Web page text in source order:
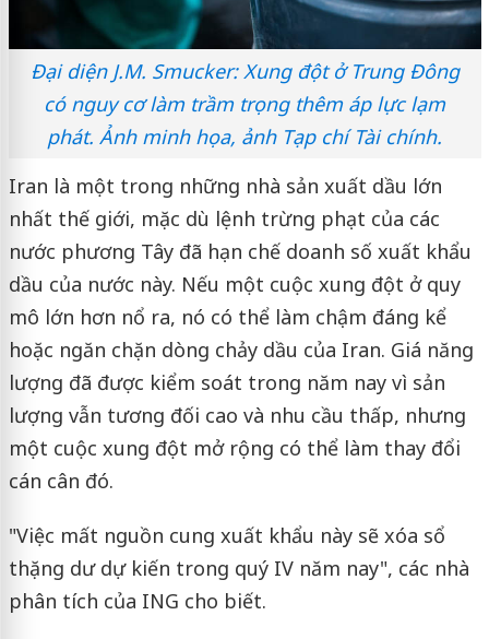
Đại diện J.M. Smucker: Xung đột ở Trung Đông
có nguy cơ làm trầm trọng thêm áp lực lạm
phát. Ảnh minh họa, ảnh Tạp chí Tài chính.
Iran là một trong những nhà sản xuất dầu lớn
nhất thế giới, mặc dù lệnh trừng phạt của các
nước phương Tây đã hạn chế doanh số xuất khẩu
dầu của nước này. Nếu một cuộc xung đột ở quy
mô lớn hơn nổ ra, nó có thể làm chậm đáng kể
hoặc ngăn chặn dòng chảy dầu của Iran. Giá năng
lượng đã được kiểm soát trong năm nay vì sản
lượng vẫn tương đối cao và nhu cầu thấp, nhưng
một cuộc xung đột mở rộng có thể làm thay đổi
cán cân đó.
"Việc mất nguồn cung xuất khẩu này sẽ xóa sổ
thặng dư dự kiến ​​trong quý IV năm nay", các nhà
phân tích của ING cho biết.